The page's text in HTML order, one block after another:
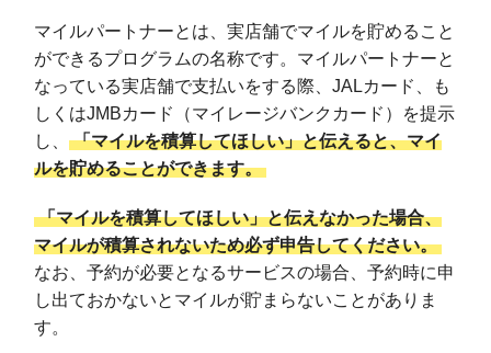
マイルパートナーとは、実店舗でマイルを貯めること
ができるプログラムの名称です。マイルパートナーと
なっている実店舗で支払いをする際、JALカード、も
しくはJMBカード（マイレージバンクカード）を提示
し、 「マイルを積算してほしい」と伝えると、マイ
ルを貯めることができます。
「マイルを積算してほしい」と伝えなかった場合、
マイルが積算されないため必ず申告してください。
なお、予約が必要となるサービスの場合、予約時に申
し出ておかないとマイルが貯まらないことがありま
す。